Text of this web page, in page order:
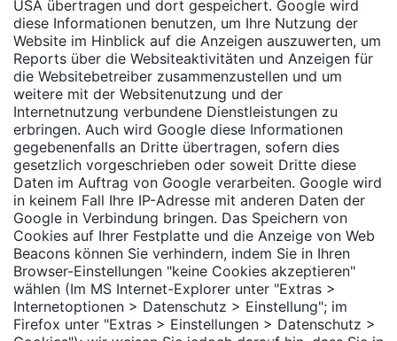
USA übertragen und dort gespeichert. Google wird
diese Informationen benutzen, um Ihre Nutzung der
Website im Hinblick auf die Anzeigen auszuwerten, um
Reports über die Websiteaktivitäten und Anzeigen für
die Websitebetreiber zusammenzustellen und um
weitere mit der Websitenutzung und der
Internetnutzung verbundene Dienstleistungen zu
erbringen. Auch wird Google diese Informationen
gegebenenfalls an Dritte übertragen, sofern dies
gesetzlich vorgeschrieben oder soweit Dritte diese
Daten im Auftrag von Google verarbeiten. Google wird
in keinem Fall Ihre IP-Adresse mit anderen Daten der
Google in Verbindung bringen. Das Speichern von
Cookies auf Ihrer Festplatte und die Anzeige von Web
Beacons können Sie verhindern, indem Sie in Ihren
Browser-Einstellungen "keine Cookies akzeptieren"
wählen (Im MS Internet-Explorer unter "Extras >
Internetoptionen > Datenschutz > Einstellung"; im
Firefox unter "Extras > Einstellungen > Datenschutz >